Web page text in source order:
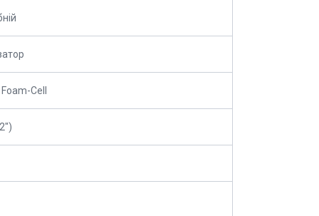
Cell